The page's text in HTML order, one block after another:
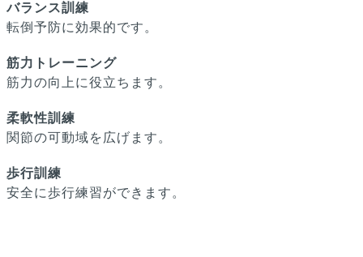
バランス訓練
転倒予防に効果的です。
筋力トレーニング
筋力の向上に役立ちます。
柔軟性訓練
関節の可動域を広げます。
歩行訓練
安全に歩行練習ができます。